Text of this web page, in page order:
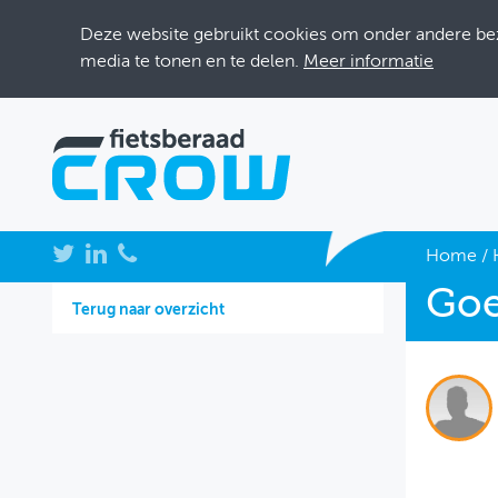
Deze website gebruikt cookies om onder andere
media te tonen en te delen. Meer informatie
NIEUWS
BIJEENKOMSTEN
Home /
Terug naar overzicht